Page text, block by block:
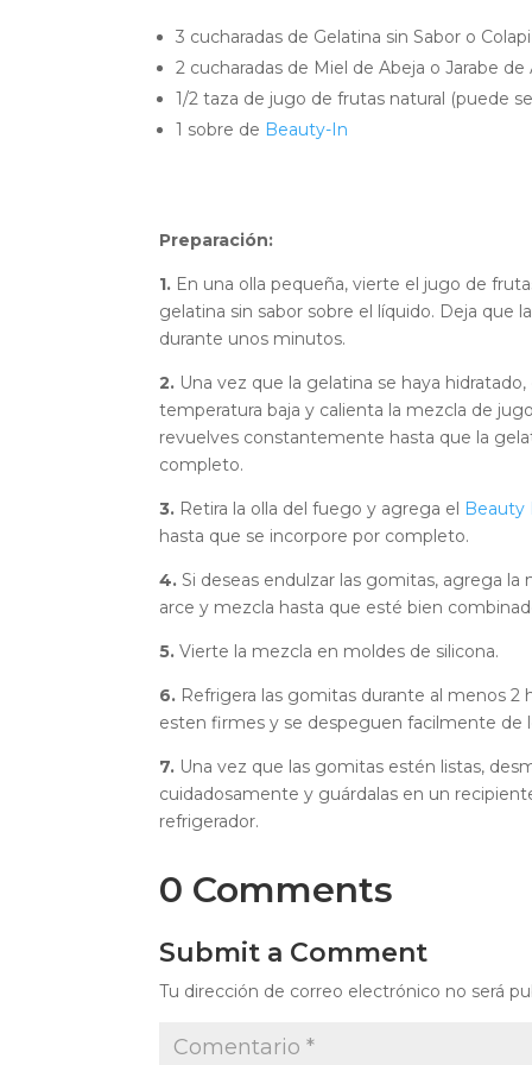
3 cucharadas de Gelatina sin Sabor o
2 cucharadas de Miel de Abeja o Jarabe de
1/2 taza de jugo de frutas natural (puede
1 sobre de Beauty-In
Preparación:
1. En una olla pequeña, vierte el jugo de
gelatina sin sabor sobre el líquido. Deja que
durante unos minutos.
2. Una vez que la gelatina se haya
temperatura baja y calienta la mezcla de
revuelves constantemente hasta que la
completo.
3. Retira la olla del fuego y agrega el Beauty
hasta que se incorpore por completo.
4. Si deseas endulzar las gomitas, agrega la
arce y mezcla hasta que esté bien
5. Vierte la mezcla en moldes de silicona.
6. Refrigera las gomitas durante al menos 2
esten firmes y se despeguen facilmente de
7. Una vez que las gomitas estén listas,
cuidadosamente y guárdalas en un
refrigerador.
0 Comments
Submit a Comment
Tu dirección de correo electrónico no será